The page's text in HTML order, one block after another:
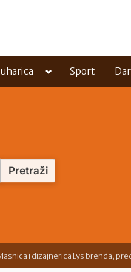
Toggle
menu
Sport
i dizajnerica Lys brenda,